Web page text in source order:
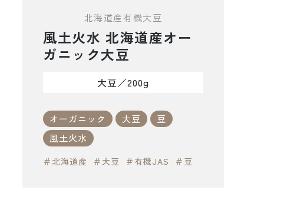
北海道産有機大豆
風土火水 北海道産オー
ガニック大豆
大豆／200g
オーガニック 大豆
豆
風土火水
＃北海道産 ＃大豆 ＃有機JAS ＃豆